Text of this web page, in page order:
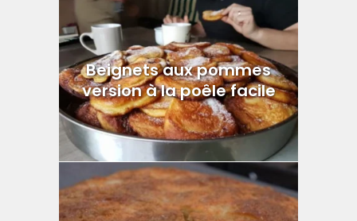
Beignets aux pommes
version à la poêle facile